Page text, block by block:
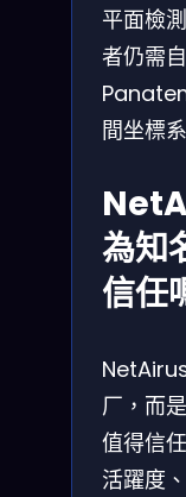
平面檢
者仍需
間坐標
為知
信任
厂，而
值得信
活躍度